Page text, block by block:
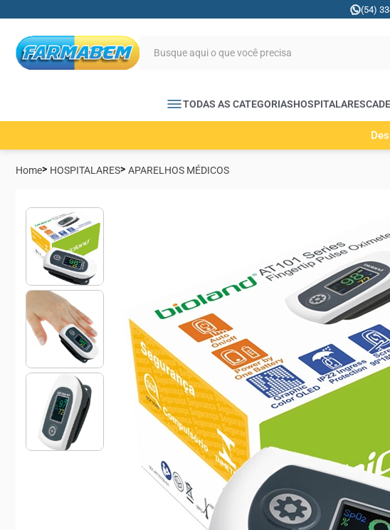
(54)
TODAS AS CATEGORIASHOSPITALARES
Home HOSPITALARES APARELHOS MÉDICOS